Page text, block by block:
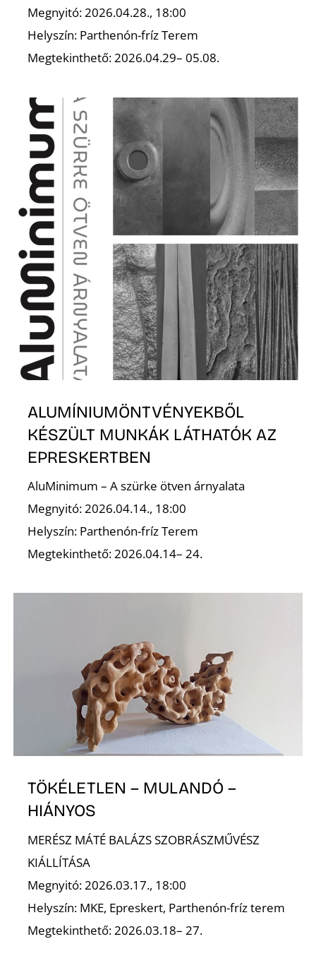
Megnyitó: 2026.04.28., 18:00
Helyszín: Parthenón-fríz Terem
Megtekinthető: 2026.04.29– 05.08.
ALUMÍNIUMÖNTVÉNYEKBŐL
KÉSZÜLT MUNKÁK LÁTHATÓK AZ
EPRESKERTBEN
AluMinimum – A szürke ötven árnyalata
Megnyitó: 2026.04.14., 18:00
Helyszín: Parthenón-fríz Terem
Megtekinthető: 2026.04.14– 24.
TÖKÉLETLEN – MULANDÓ –
HIÁNYOS
MERÉSZ MÁTÉ BALÁZS SZOBRÁSZMŰVÉSZ
KIÁLLÍTÁSA
Megnyitó: 2026.03.17., 18:00
Helyszín: MKE, Epreskert, Parthenón-fríz terem
Megtekinthető: 2026.03.18– 27.